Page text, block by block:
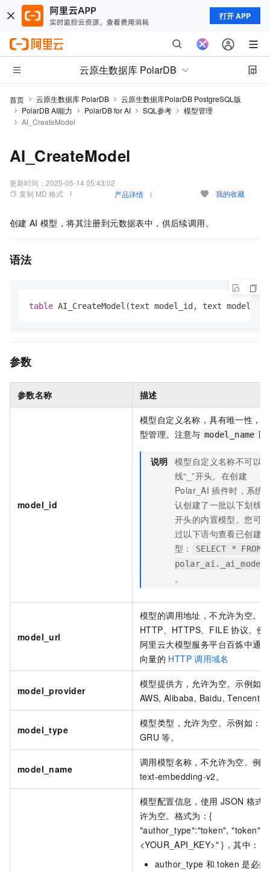
打开 APP
云原生数据库 PolarDB
首页 云原生数据库 PolarDB
云原生数据库PolarDB PostgreSQL版
PolarDB AI能力
PolarDB for AI SQL参考
模型管理
AI_CreateModel
AI_CreateModel
更新时间： 2025-05-14 05:43:02
复制 MD 格式
产品详情 我的收藏
创建 AI 模型，将其注册到元数据表中，供后续调用。
语法
table AI_CreateModel(text model_id, text
参数
参数名称 描述
model_id
模型自定义名称，具有唯一性，
型管理。注意与 model_name 区
说明 模型自定义名称不可以
线“_”开头。在创建
Polar_AI 插件时，系统
认创建了一批以下划线
开头的内置模型。您可
过以下语句查看已创建
型：
SELECT * FROM
。
model_url
模型的调用地址，不允许为空。
HTTP、HTTPS、FILE 协议。例
阿里云大模型服务平台百炼中通
向量的 HTTP 调用域名
model_provider
模型提供方，允许为空。示例如：
AWS, Alibaba, Baidu, Tencent
model_type
模型类型，允许为空。示例如：
GRU 等。
model_name
调用模型名称，不允许为空。例
text-embedding-v2。
模型配置信息，使用 JSON 格式
许为空。格式为：{
"author_type":"token", "token":"
<YOUR_API_KEY>" }，其中：
author_type 和 token 是必